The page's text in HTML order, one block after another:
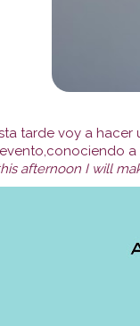
tarde voy a hacer
evento,conociendo a
afternoon I will